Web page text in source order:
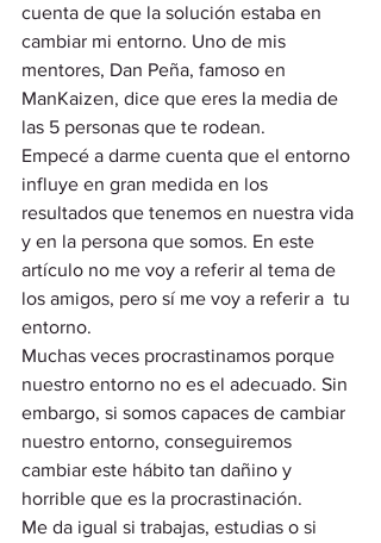
cuenta de que la solución estaba en
cambiar mi entorno. Uno de mis
mentores, Dan Peña, famoso en
ManKaizen, dice que eres la media de
las 5 personas que te rodean.
Empecé a darme cuenta que el entorno
influye en gran medida en los
resultados que tenemos en nuestra vida
y en la persona que somos. En este
artículo no me voy a referir al tema de
los amigos, pero sí me voy a referir a  tu
entorno.
Muchas veces procrastinamos porque
nuestro entorno no es el adecuado. Sin
embargo, si somos capaces de cambiar
nuestro entorno, conseguiremos
cambiar este hábito tan dañino y
horrible que es la procrastinación.
Me da igual si trabajas, estudias o si